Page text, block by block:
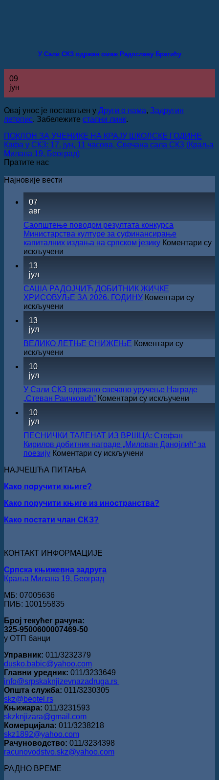
У Сали СКЗ одржан омаж Радославу Братићу
09
јун
Овај унос је постављен у Други о нама, Задругин
летопис. Забележите стални линк.
ПОКЛОН ЗА УЧЕНИКЕ НА КРАЈУ ШКОЛСКЕ ГОДИНЕ
Кафа у СКЗ: 17. јун, 11 часова, Свечана сала СКЗ (Краља
Милана 19, Београд)
Пратите нас
Најновије вести
07
авг
Саопштење поводом резултата конкурса
Министарства културе за суфинансирање
капиталних издања на српском језику Коментари су
искључени
конкурса
Министарства
културе
за
издања
на
српском
13
јул
САША РАДОЈЧИЋ ДОБИТНИК ЖИЧКЕ
ХРИСОВУЉЕ ЗА 2026. ГОДИНУ Коментари су
искључени
ЖИЧКЕ
ХРИСОВУЉЕ
ЗА
13
јул
ВЕЛИКО ЛЕТЊЕ СНИЖЕЊЕ Коментари су
искључени
10
јул
У Сали СКЗ одржано свечано уручење Награде
„Стеван Раичковић” Коментари су искључени
свечано
10
јул
ПЕСНИЧКИ ТАЛЕНАТ ИЗ ВРШЦА: Стефан
Кирилов добитник награде „Милован Данојлић“ за
поезију Коментари су искључени
Кирилов
НАЈЧЕШЋА ПИТАЊА
Како поручити књиге?
Како поручити књиге из иностранства?
Како постати члан СКЗ?
КОНТАКТ ИНФОРМАЦИЈЕ
Српска књижевна задруга
Краља Милана 19, Београд
МБ: 07005636
ПИБ: 100155835
Број текућег рачуна:
325-9500600007469-50
у ОТП банци
Управник: 011/3232379
dusko.babic@yahoo.com
Главни уредник: 011/3233649
info@srpskaknjizevnazadruga.rs
Општа служба: 011/3230305
skz@beotel.rs
Књижара: 011/3231593
skzknjizara@gmail.com
Комерцијала: 011/3238218
skz1892@yahoo.com
Рачуноводство: 011/3234398
racunovodstvo.skz@yahoo.com
РАДНО ВРЕМЕ